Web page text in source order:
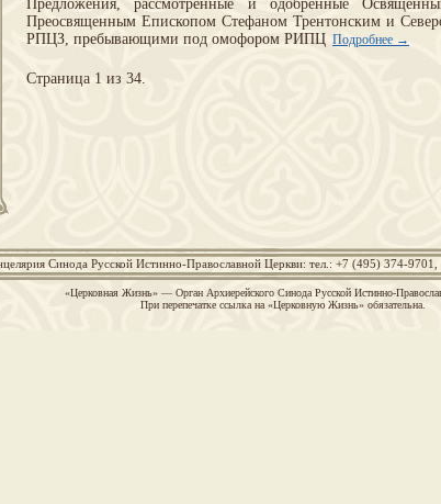
Предложения, рассмотренные и одобренные
Преосвященным Епископом Стефаном Трентонским и
РПЦЗ, пребывающими под омофором РИПЦ Подробнее →
Страница 1 из 34.
Синода Русской Истинно-Православной Церкви: тел.: +7 (495) 374-9701,
«Церковная Жизнь» — Орган Архиерейского Синода Русской Истинно-
При перепечатке ссылка на «Церковную Жизнь» обязательна.